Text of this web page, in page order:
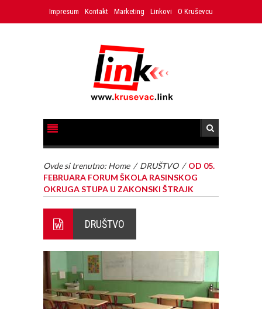
Impresum Kontakt Marketing Linkovi O Kruševcu
Ovde si trenutno: Home / DRUŠTVO / OD 05.
FEBRUARA FORUM ŠKOLA RASINSKOG
OKRUGA STUPA U ZAKONSKI ŠTRAJK
DRUŠTVO